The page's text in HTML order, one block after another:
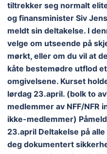
tiltrekker seg normalt
og finansminister Siv
meldt sin deltakelse. I
velge om utseende på
mørkt, eller om du vil at
kåte bestemødre utflod
omgivelsene. Kurset
lørdag 23.april. (bolk to
medlemmer av NFF/NFR
ikke-medlemmer)
23.april Deltakelse på
deg dokumentert